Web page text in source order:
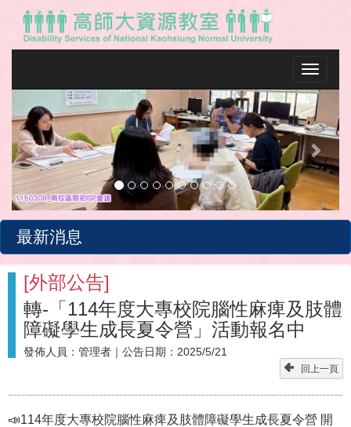
Toggle
Previous Next
最新消息
[外部公告]
轉-「114年度大專校院腦性麻痺及肢體
障礙學生成長夏令營」活動報名中
發佈人員： 管理者 ｜公告日期： 2025/5/21
回上一頁
📣114年度大專校院腦性麻痺及肢體障礙學生成長夏令營 開